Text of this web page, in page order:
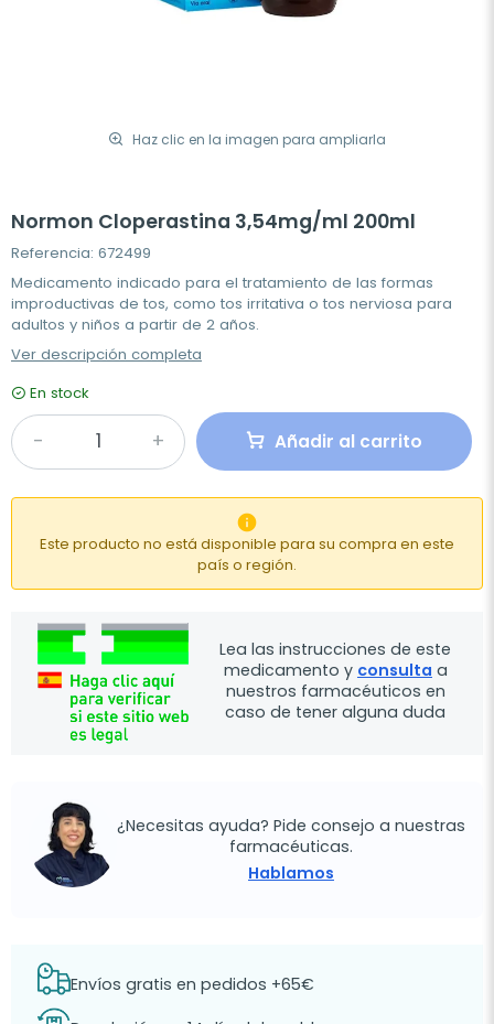
Haz clic en la imagen para ampliarla
Normon Cloperastina 3,54mg/ml 200ml
Referencia: 672499
Medicamento indicado para el tratamiento de las formas
improductivas de tos, como tos irritativa o tos nerviosa para
adultos y niños a partir de 2 años.
Ver descripción completa
En stock
Añadir al carrito

Este producto no está disponible para su compra en este
país o región.
Lea las instrucciones de este
medicamento y consulta a
nuestros farmacéuticos en
caso de tener alguna duda
¿Necesitas ayuda? Pide consejo a nuestras
farmacéuticas.
Hablamos
Envíos gratis en pedidos +65€